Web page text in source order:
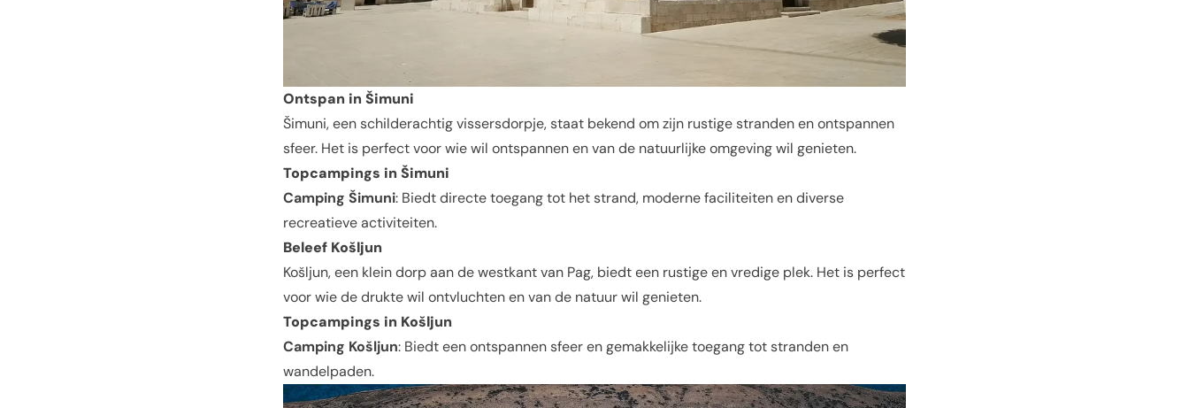
Ontspan in Šimuni
Šimuni, een schilderachtig vissersdorpje, staat bekend om zijn rustige stranden en ontspannen
sfeer. Het is perfect voor wie wil ontspannen en van de natuurlijke omgeving wil genieten.
Topcampings in Šimuni
Camping Šimuni: Biedt directe toegang tot het strand, moderne faciliteiten en diverse
recreatieve activiteiten.
Beleef Košljun
Košljun, een klein dorp aan de westkant van Pag, biedt een rustige en vredige plek. Het is perfect
voor wie de drukte wil ontvluchten en van de natuur wil genieten.
Topcampings in Košljun
Camping Košljun: Biedt een ontspannen sfeer en gemakkelijke toegang tot stranden en
wandelpaden.